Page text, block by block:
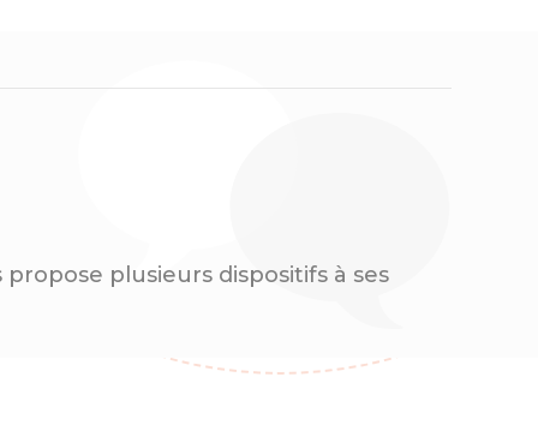
plusieurs dispositifs à ses